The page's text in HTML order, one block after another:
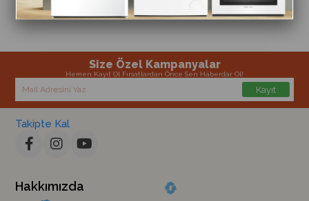
Size Özel Kampanyalar
Hemen Kayıt Ol Fırsatlardan Önce Sen Haberdar Ol!
Kayıt
Takipte Kal
Hakkımızda